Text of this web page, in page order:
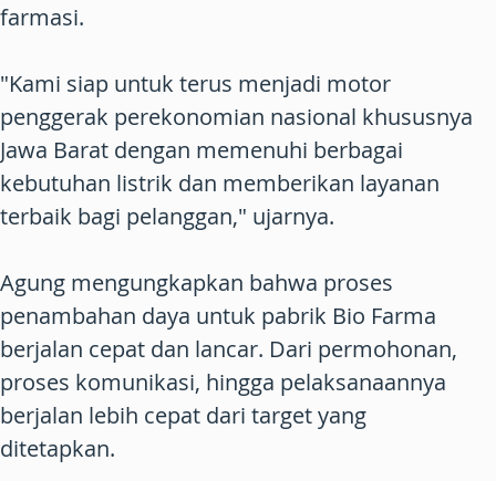
farmasi.
"Kami siap untuk terus menjadi motor
penggerak perekonomian nasional khususnya
Jawa Barat dengan memenuhi berbagai
kebutuhan listrik dan memberikan layanan
terbaik bagi pelanggan," ujarnya.
Agung mengungkapkan bahwa proses
penambahan daya untuk pabrik Bio Farma
berjalan cepat dan lancar. Dari permohonan,
proses komunikasi, hingga pelaksanaannya
berjalan lebih cepat dari target yang
ditetapkan.